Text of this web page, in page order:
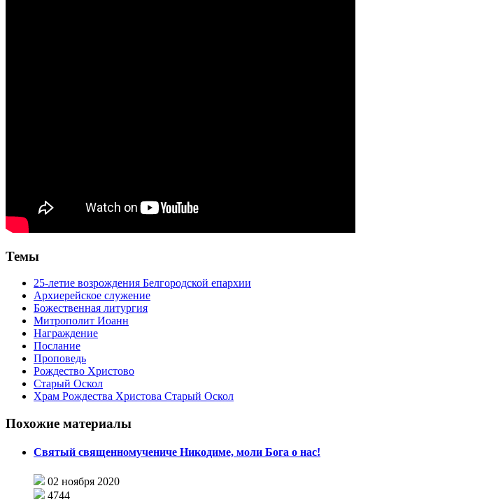
Темы
25-летие возрождения Белгородской епархии
Архиерейское служение
Божественная литургия
Митрополит Иоанн
Награждение
Послание
Проповедь
Рождество Христово
Старый Оскол
Храм Рождества Христова Старый Оскол
Похожие материалы
Святый священномучениче Никодиме, моли Бога о нас!
02 ноября 2020
4744